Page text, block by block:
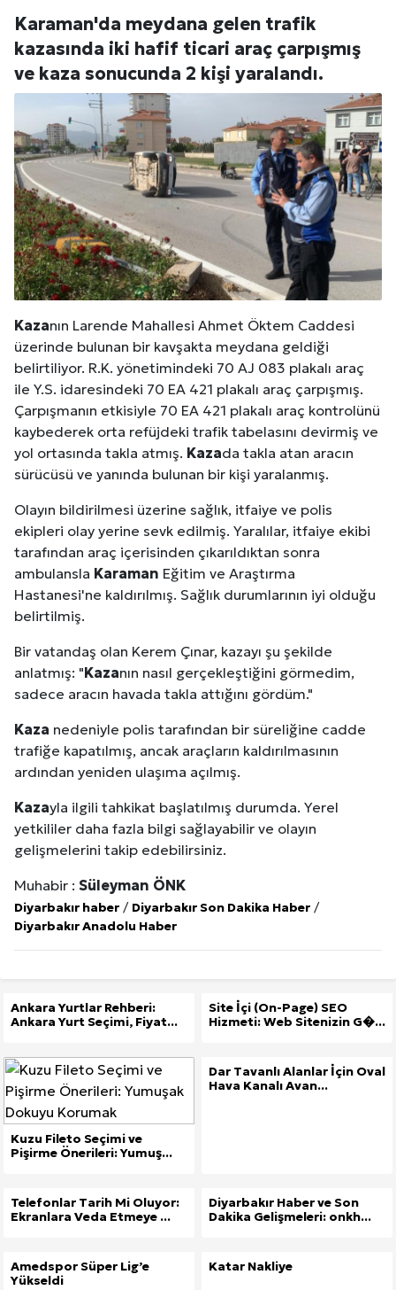
Karaman'da meydana gelen trafik
kazasında iki hafif ticari araç çarpışmış
ve kaza sonucunda 2 kişi yaralandı.
Kazanın Larende Mahallesi Ahmet Öktem Caddesi
üzerinde bulunan bir kavşakta meydana geldiği
belirtiliyor. R.K. yönetimindeki 70 AJ 083 plakalı araç
ile Y.S. idaresindeki 70 EA 421 plakalı araç çarpışmış.
Çarpışmanın etkisiyle 70 EA 421 plakalı araç kontrolünü
kaybederek orta refüjdeki trafik tabelasını devirmiş ve
yol ortasında takla atmış. Kazada takla atan aracın
sürücüsü ve yanında bulunan bir kişi yaralanmış.
Olayın bildirilmesi üzerine sağlık, itfaiye ve polis
ekipleri olay yerine sevk edilmiş. Yaralılar, itfaiye ekibi
tarafından araç içerisinden çıkarıldıktan sonra
ambulansla Karaman Eğitim ve Araştırma
Hastanesi'ne kaldırılmış. Sağlık durumlarının iyi olduğu
belirtilmiş.
Bir vatandaş olan Kerem Çınar, kazayı şu şekilde
anlatmış: "Kazanın nasıl gerçekleştiğini görmedim,
sadece aracın havada takla attığını gördüm."
Kaza nedeniyle polis tarafından bir süreliğine cadde
trafiğe kapatılmış, ancak araçların kaldırılmasının
ardından yeniden ulaşıma açılmış.
Kazayla ilgili tahkikat başlatılmış durumda. Yerel
yetkililer daha fazla bilgi sağlayabilir ve olayın
gelişmelerini takip edebilirsiniz.
Muhabir : Süleyman ÖNK
Diyarbakır haber / Diyarbakır Son Dakika Haber /
Diyarbakır Anadolu Haber
Ankara Yurtlar Rehberi:
Ankara Yurt Seçimi, Fiyat...
Site İçi (On-Page) SEO
Hizmeti: Web Sitenizin G�...
Kuzu Fileto Seçimi ve
Pişirme Önerileri: Yumuş...
Dar Tavanlı Alanlar İçin Oval
Hava Kanalı Avan...
Telefonlar Tarih Mi Oluyor:
Ekranlara Veda Etmeye ...
Diyarbakır Haber ve Son
Dakika Gelişmeleri: onkh...
Amedspor Süper Lig’e
Yükseldi
Katar Nakliye